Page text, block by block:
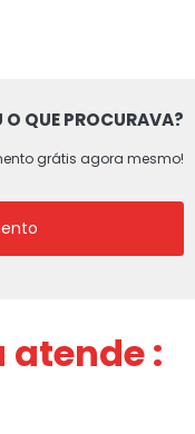
QUE PROCURAVA?
grátis agora mesmo!
atende :